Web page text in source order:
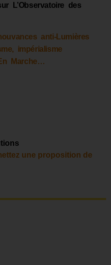
L’Observatoire des
anti-Lumières
impérialisme
Marche…
une proposition de